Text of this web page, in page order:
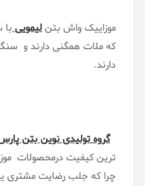
موزاییک واش بتنلیمویی
که ملات همگنی دارند و
دارند.
گروه تولیدی نوین بتن
ترین کیفیت درمحصولات
چرا که جلب رضایت مشتری